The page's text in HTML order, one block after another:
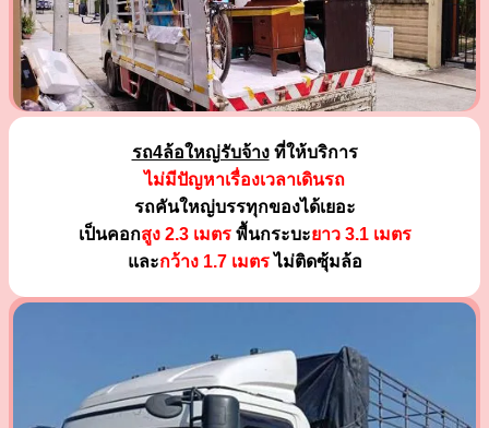
รถ4ล้อใหญ่รับจ้างที่ให้บริการ
ไม่มีปัญหาเรื่องเวลาเดินรถ
รถคันใหญ่บรรทุกของได้เยอะ
เป็นคอกสูง 2.3 เมตรพื้นกระบะยาว 3.1 เมตร
และกว้าง 1.7 เมตรไม่ติดซุ้มล้อ